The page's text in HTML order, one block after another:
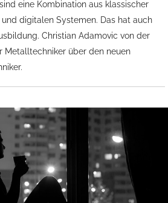
eine Kombination aus klassischer
digitalen Systemen. Das hat auch
Christian Adamovic von der
Metalltechniker über den neuen